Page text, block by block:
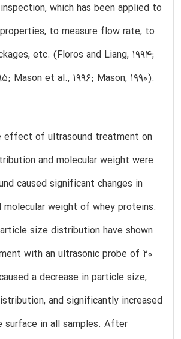
which has been applied to
to measure flow rate, to
etc. (Floros and Liang, 1994;
Mason et al., 1996; Mason, 1990).
effect of ultrasound treatment on
and molecular weight were
caused significant changes in
weight of whey proteins.
size distribution have shown
with an ultrasonic probe of 20
a decrease in particle size,
and significantly increased
in all samples. After